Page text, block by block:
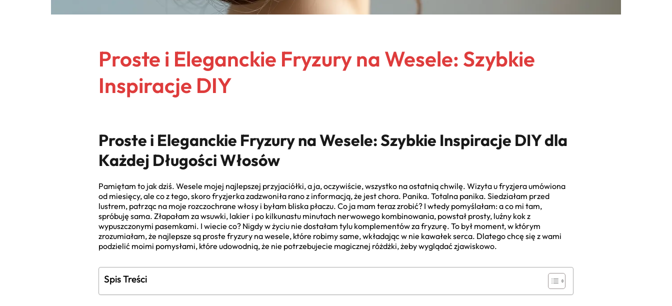
Proste i Eleganckie Fryzury na Wesele: Szybkie
Inspiracje DIY
Proste i Eleganckie Fryzury na Wesele: Szybkie Inspiracje DIY dla
Każdej Długości Włosów
Pamiętam to jak dziś. Wesele mojej najlepszej przyjaciółki, a ja, oczywiście, wszystko na ostatnią chwilę. Wizyta u fryzjera umówiona
od miesięcy, ale co z tego, skoro fryzjerka zadzwoniła rano z informacją, że jest chora. Panika. Totalna panika. Siedziałam przed
lustrem, patrząc na moje rozczochrane włosy i byłam bliska płaczu. Co ja mam teraz zrobić? I wtedy pomyślałam: a co mi tam,
spróbuję sama. Złapałam za wsuwki, lakier i po kilkunastu minutach nerwowego kombinowania, powstał prosty, luźny kok z
wypuszczonymi pasemkami. I wiecie co? Nigdy w życiu nie dostałam tylu komplementów za fryzurę. To był moment, w którym
zrozumiałam, że najlepsze są proste fryzury na wesele, które robimy same, wkładając w nie kawałek serca. Dlatego chcę się z wami
podzielić moimi pomysłami, które udowodnią, że nie potrzebujecie magicznej różdżki, żeby wyglądać zjawiskowo.
Spis Treści